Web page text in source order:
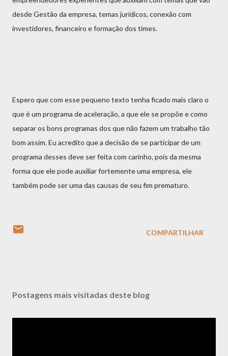
desde Gestão da empresa, temas jurídicos, conexão com
investidores, financeiro e formação dos times.
Espero que com esse pequeno texto tenha ficado mais claro o
que é um programa de aceleração, a que ele se propõe e como
separar os bons programas dos que não fazem um trabalho tão
bom assim. Eu acredito que a decisão de se participar de um
programa desses deve ser feita com carinho, pois da mesma
forma que ele pode auxiliar fortemente uma empresa, ele
também pode ser uma das causas de seu fim prematuro.
COMPARTILHAR
Postagens mais visitadas deste blog